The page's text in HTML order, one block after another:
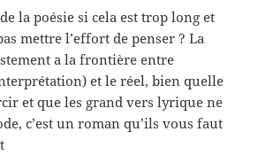
la poésie si cela est trop long et
mettre l’effort de penser ? La
a la frontière entre
et le réel, bien quelle
et que les grand vers lyrique ne
c’est un roman qu’ils vous faut